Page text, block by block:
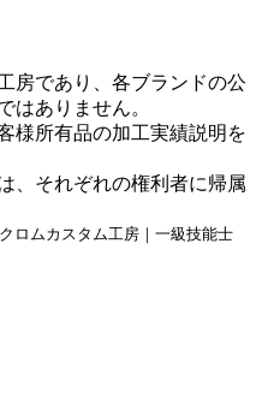
房であり、各ブランドの公
はありません。
様所有品の加工実績説明を
、それぞれの権利者に帰属
ロムカスタム工房｜一級技能士